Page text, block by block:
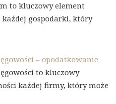
to kluczowy element
gospodarki, który
– opodatkowanie
to kluczowy
każdej firmy, który może